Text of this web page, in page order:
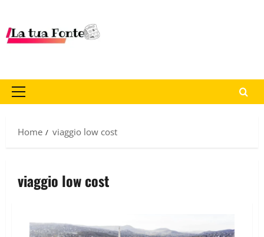
Home viaggio low cost
viaggio low cost